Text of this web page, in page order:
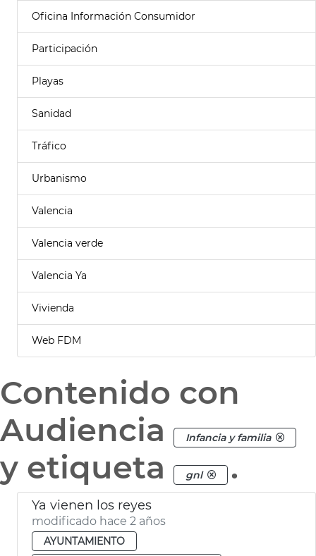
Oficina Información Consumidor
Participación
Playas
Sanidad
Tráfico
Urbanismo
Valencia
Valencia verde
Valencia Ya
Vivienda
Web FDM
Contenido con
Audiencia
Infancia y familia
y etiqueta gnl .
Ya vienen los reyes
modificado hace 2 años
AYUNTAMIENTO